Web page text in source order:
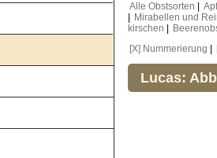
Alle Obstsorten
Mirabellen und
kirschen
[X] Nummerierung
Lucas: